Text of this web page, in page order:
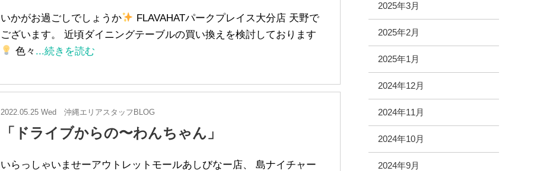
いかがお過ごしでしょうか
FLAVAHATパークプレイス大分店 天野で
ございます。 近頃ダイニングテーブルの買い換えを検討しております
色々 ...続きを読む
2022.05.25 Wed 沖縄エリアスタッフBLOG
「ドライブからの〜わんちゃん」
いらっしゃいませーアウトレットモールあしびなー店、 島ナイチャー
2025年3月
2025年2月
2025年1月
2024年12月
2024年11月
2024年10月
2024年9月